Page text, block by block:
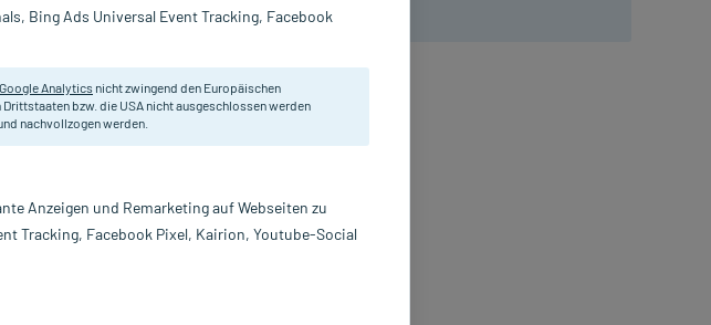
19€ Mindestbestellwert!
weicher, hochelastischer Polymer-Gel-Ring.
Eduard Gerlach GmbH
Bing Ads Universal Event Tracking, Facebook
Google Analytics nicht zwingend den Europäischen
Drittstaaten bzw. die USA nicht ausgeschlossen werden
nachvollzogen werden.
Anzeigen und Remarketing auf Webseiten zu
Tracking, Facebook Pixel, Kairion, Youtube-Social